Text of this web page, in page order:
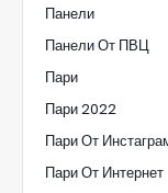
Панели
Панели От ПВЦ
Пари
Пари 2022
Пари От
Пари От Интернет